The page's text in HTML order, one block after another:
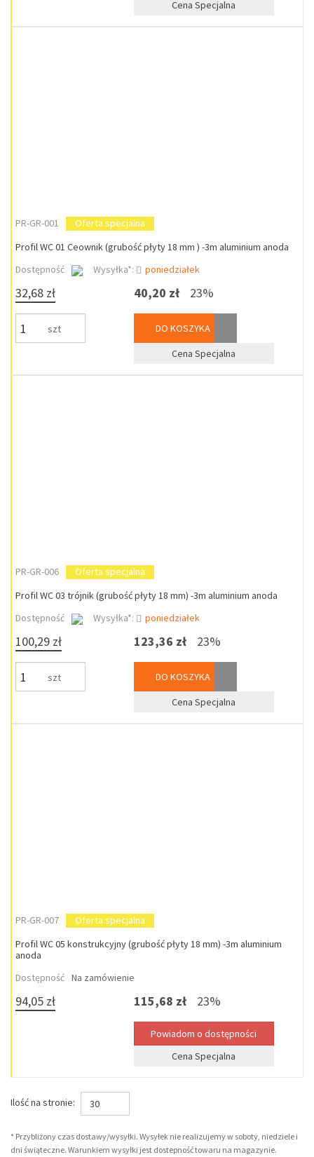
Cena Specjalna
PR-GR-001
Oferta specjalna
Profil WC 01 Ceownik (grubość płyty 18 mm ) -3m aluminium anoda
Dostępność
Wysyłka*: poniedziałek
32,68 zł
szt
40,20 zł 23%
DO KOSZYKA
Cena Specjalna
PR-GR-006
Oferta specjalna
Profil WC 03 trójnik (grubość płyty 18 mm) -3m aluminium anoda
Dostępność
Wysyłka*: poniedziałek
100,29 zł
szt
123,36 zł 23%
DO KOSZYKA
Cena Specjalna
PR-GR-007
Oferta specjalna
Profil WC 05 konstrukcyjny (grubość płyty 18 mm) -3m aluminium
anoda
Dostępność Na zamówienie
94,05 zł 115,68 zł 23%
Cena Specjalna
Ilość na stronie: 30
* Przybliżony czas dostawy/wysyłki. Wysyłek nie realizujemy w soboty, niedziele i
dni świąteczne. Warunkiem wysyłki jest dostepność towaru na magazynie.